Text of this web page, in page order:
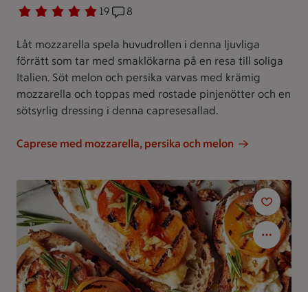
Betyg 4.8 av 5. 19
19 personer har röstatReceptet har 8 kommentarer
8
Låt mozzarella spela huvudrollen i denna ljuvliga
förrätt som tar med smaklökarna på en resa till soliga
Italien. Söt melon och persika varvas med krämig
mozzarella och toppas med rostade pinjenötter och en
sötsyrlig dressing i denna capresesallad.
Caprese med mozzarella, persika och melon